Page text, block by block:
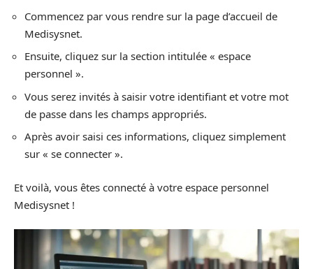
Commencez par vous rendre sur la page d’accueil de
Medisysnet.
Ensuite, cliquez sur la section intitulée « espace
personnel ».
Vous serez invités à saisir votre identifiant et votre mot
de passe dans les champs appropriés.
Après avoir saisi ces informations, cliquez simplement
sur « se connecter ».
Et voilà, vous êtes connecté à votre espace personnel
Medisysnet !